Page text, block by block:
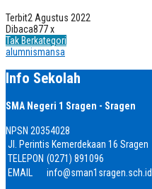
Terbit2 Agustus 2022
Dibaca877 x
Tak Berkategori
alumnismansa
Info Sekolah
SMA Negeri 1 Sragen - Sragen
NPSN 20354028
Jl. Perintis Kemerdekaan 16 Sragen
TELEPON (0271) 891096
EMAIL
info@sman1sragen.sch.id